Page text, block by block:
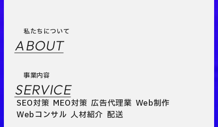
私たちについて
ABOUT
事業内容
SERVICE
SEO対策 MEO対策 広告代理業 Web制作
Webコンサル 人材紹介 配送